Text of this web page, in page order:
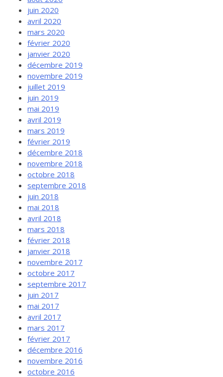
juin 2020
avril 2020
mars 2020
février 2020
janvier 2020
décembre 2019
novembre 2019
juillet 2019
juin 2019
mai 2019
avril 2019
mars 2019
février 2019
décembre 2018
novembre 2018
octobre 2018
septembre 2018
juin 2018
mai 2018
avril 2018
mars 2018
février 2018
janvier 2018
novembre 2017
octobre 2017
septembre 2017
juin 2017
mai 2017
avril 2017
mars 2017
février 2017
décembre 2016
novembre 2016
octobre 2016